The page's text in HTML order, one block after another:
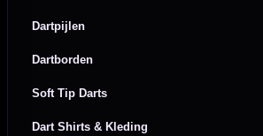
Dartpijlen
Dartborden
Soft Tip Darts
Dart Shirts & Kleding